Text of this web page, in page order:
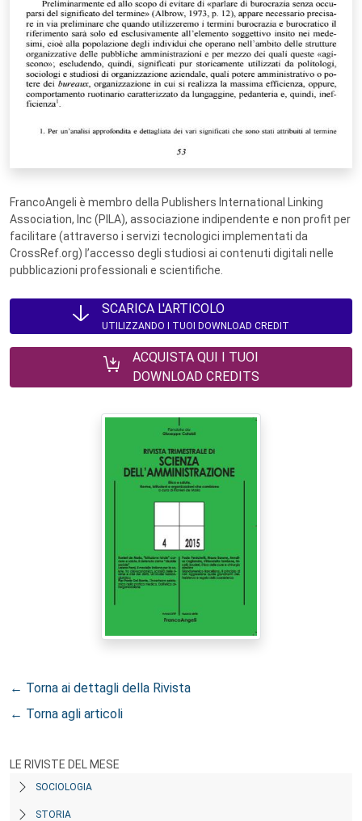
FrancoAngeli è membro della Publishers International Linking
Association, Inc (PILA), associazione indipendente e non profit per
facilitare (attraverso i servizi tecnologici implementati da
CrossRef.org) l’accesso degli studiosi ai contenuti digitali nelle
pubblicazioni professionali e scientifiche.
SCARICA L'ARTICOLO
UTILIZZANDO I TUOI DOWNLOAD CREDIT
ACQUISTA QUI I TUOI
DOWNLOAD CREDITS
← Torna ai dettagli della Rivista
← Torna agli articoli
LE RIVISTE DEL MESE
SOCIOLOGIA
STORIA